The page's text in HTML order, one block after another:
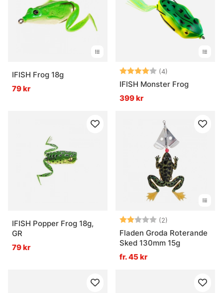
IFISH Frog 18g
79 kr
Betyg: (4)
IFISH Monster Frog
399 kr
IFISH Popper Frog 18g,
GR
79 kr
Betyg: (2)
Fladen Groda Roterande
Sked 130mm 15g
fr. 45 kr